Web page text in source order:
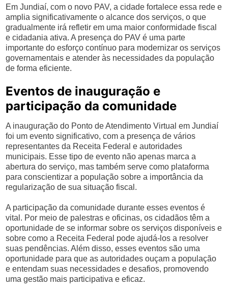
Em Jundiaí, com o novo PAV, a cidade fortalece essa rede e
amplia significativamente o alcance dos serviços, o que
gradualmente irá refletir em uma maior conformidade fiscal
e cidadania ativa. A presença do PAV é uma parte
importante do esforço contínuo para modernizar os serviços
governamentais e atender às necessidades da população
de forma eficiente.
Eventos de inauguração e
participação da comunidade
A inauguração do Ponto de Atendimento Virtual em Jundiaí
foi um evento significativo, com a presença de vários
representantes da Receita Federal e autoridades
municipais. Esse tipo de evento não apenas marca a
abertura do serviço, mas também serve como plataforma
para conscientizar a população sobre a importância da
regularização de sua situação fiscal.
A participação da comunidade durante esses eventos é
vital. Por meio de palestras e oficinas, os cidadãos têm a
oportunidade de se informar sobre os serviços disponíveis e
sobre como a Receita Federal pode ajudá-los a resolver
suas pendências. Além disso, esses eventos são uma
oportunidade para que as autoridades ouçam a população
e entendam suas necessidades e desafios, promovendo
uma gestão mais participativa e eficaz.